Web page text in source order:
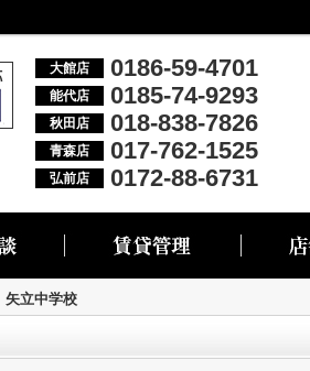
大館店 0186-59-4701
能代店 0185-74-9293
秋田店 018-838-7826
青森店 017-762-1525
弘前店 0172-88-6731
矢立中学校